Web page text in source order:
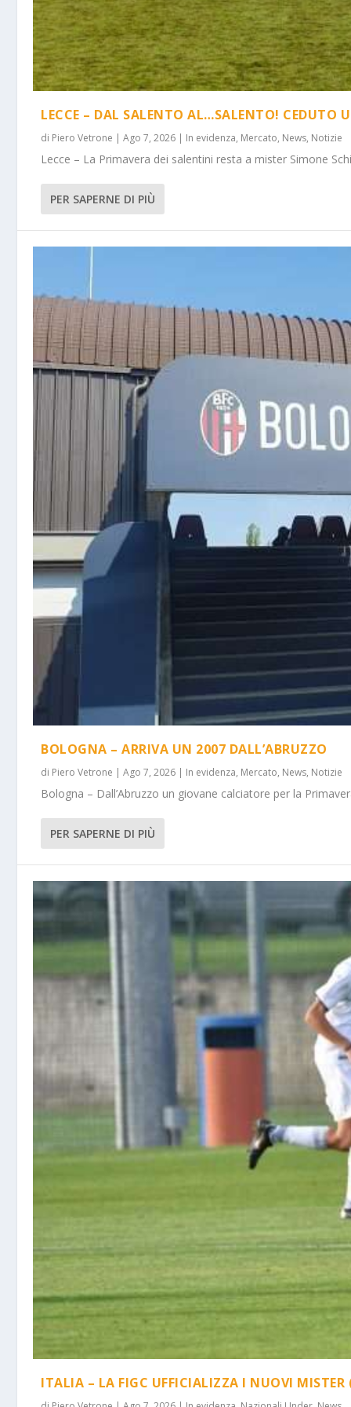
LECCE – DAL SALENTO AL…SALENTO! CEDUTO
di Piero Vetrone |Ago 7, 2026 | In evidenza, Mercato, News, Notizie
Lecce – La Primavera dei salentini resta a mister Simone
PER SAPERNE DI PIÙ
BOLOGNA – ARRIVA UN 2007 DALL’ABRUZZO
di Piero Vetrone |Ago 7, 2026 | In evidenza, Mercato, News, Notizie
Bologna – Dall’Abruzzo un giovane calciatore per la
PER SAPERNE DI PIÙ
ITALIA – LA FIGC UFFICIALIZZA I NUOVI MISTER